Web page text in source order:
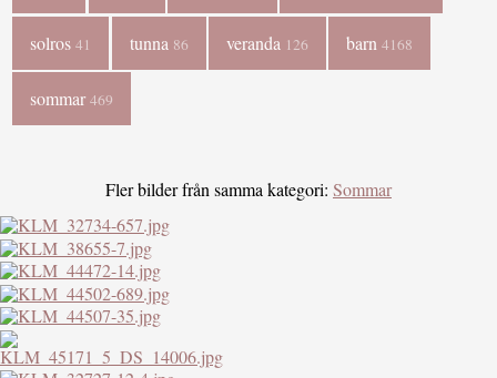
solros41 tunna 86 veranda 126 barn4168
sommar469
Fler bilder från samma kategori: Sommar